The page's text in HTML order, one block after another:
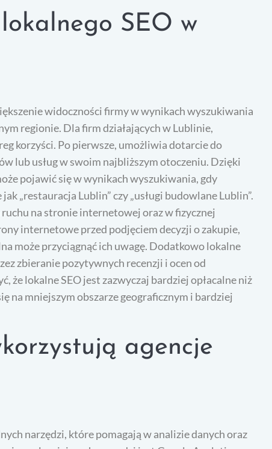
SEO w
widoczności firmy w wynikach wyszukiwania
regionie. Dla firm działających w Lublinie,
korzyści. Po pierwsze, umożliwia dotarcie do
lub usług w swoim najbliższym otoczeniu. Dzięki
pojawić się w wynikach wyszukiwania, gdy
„restauracja Lublin” czy „usługi budowlane Lublin”.
na stronie internetowej oraz w fizycznej
internetowe przed podjęciem decyzji o zakupie,
może przyciągnąć ich uwagę. Dodatkowo lokalne
zbieranie pozytywnych recenzji i ocen od
że lokalne SEO jest zazwyczaj bardziej opłacalne niż
na mniejszym obszarze geograficznym i bardziej
agencje
narzędzi, które pomagają w analizie danych oraz